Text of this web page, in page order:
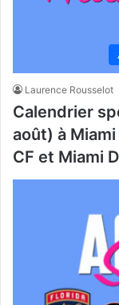
Laurence Rousselot
Calendrier
août) à
CF et Miami